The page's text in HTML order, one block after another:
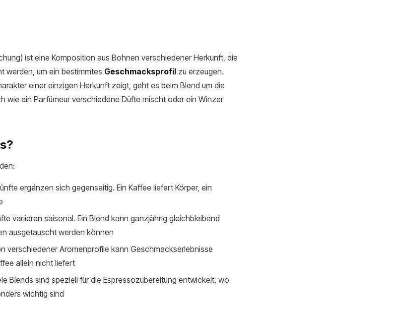
ist eine Komposition aus Bohnen verschiedener Herkunft, die
werden, um ein bestimmtes Geschmacksprofil zu erzeugen.
einer einzigen Herkunft zeigt, geht es beim Blend um die
wie ein Parfümeur verschiedene Düfte mischt oder ein Winzer
ergänzen sich gegenseitig. Ein Kaffee liefert Körper, ein
variieren saisonal. Ein Blend kann ganzjährig gleichbleibend
ausgetauscht werden können
verschiedener Aromenprofile kann Geschmackserlebnisse
allein nicht liefert
Blends sind speziell für die Espressozubereitung entwickelt, wo
wichtig sind